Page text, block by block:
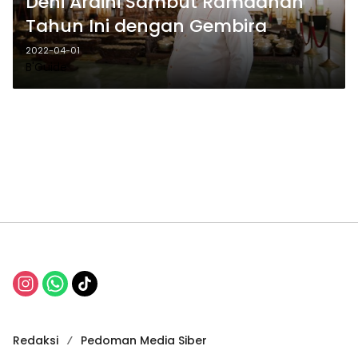
Tahun Ini dengan Gembira
2022-04-01
B'Guide
Redaksi Pedoman Media Siber